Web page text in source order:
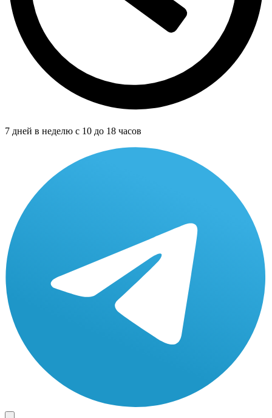
7 дней в неделю с 10 до 18 часов